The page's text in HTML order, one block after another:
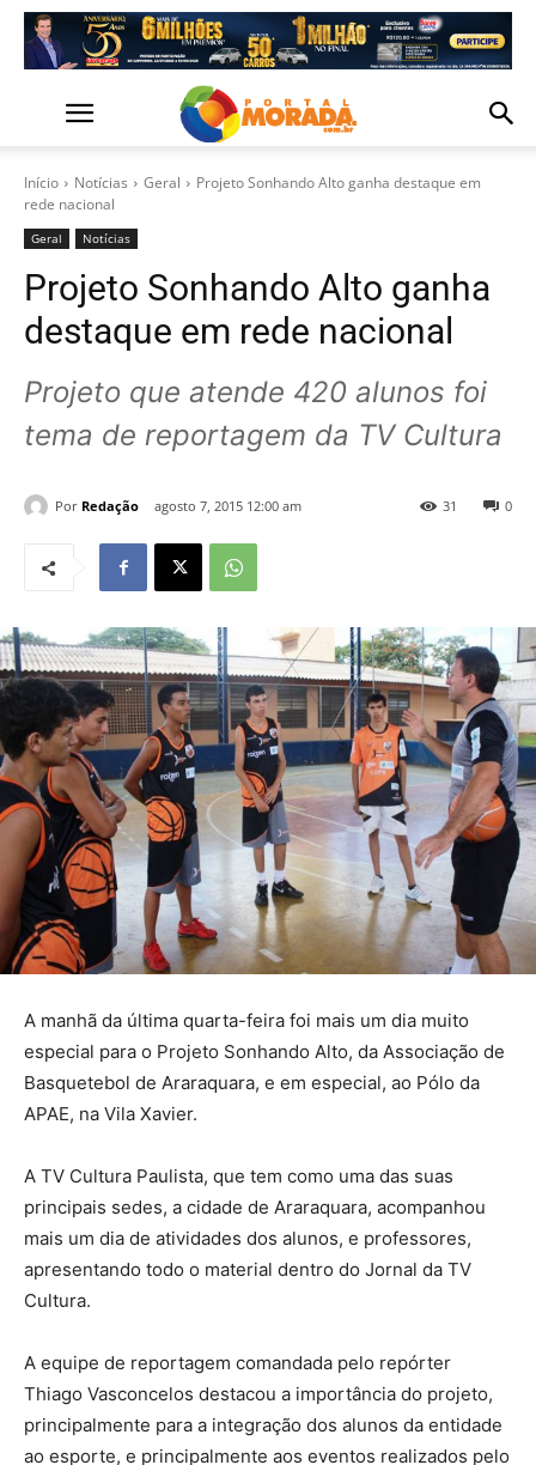
Início Notícias Geral
Projeto Sonhando Alto ganha destaque em
rede nacional
Geral Notícias
Projeto Sonhando Alto ganha
destaque em rede nacional
Projeto que atende 420 alunos foi
tema de reportagem da TV Cultura
Por Redação agosto 7, 2015 12:00 am 0
31
A manhã da última quarta-feira foi mais um dia muito
especial para o Projeto Sonhando Alto, da Associação de
Basquetebol de Araraquara, e em especial, ao Pólo da
APAE, na Vila Xavier.
A TV Cultura Paulista, que tem como uma das suas
principais sedes, a cidade de Araraquara, acompanhou
mais um dia de atividades dos alunos, e professores,
apresentando todo o material dentro do Jornal da TV
Cultura.
A equipe de reportagem comandada pelo repórter
Thiago Vasconcelos destacou a importância do projeto,
principalmente para a integração dos alunos da entidade
ao esporte, e principalmente aos eventos realizados pelo